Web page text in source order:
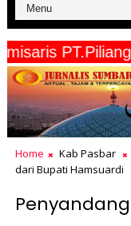
PT.Piliang
Home Kab Pasbar
dari Bupati Hamsuardi